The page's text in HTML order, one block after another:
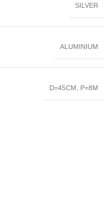
SILVER
ALUMINIUM
D=45CM, P=8M